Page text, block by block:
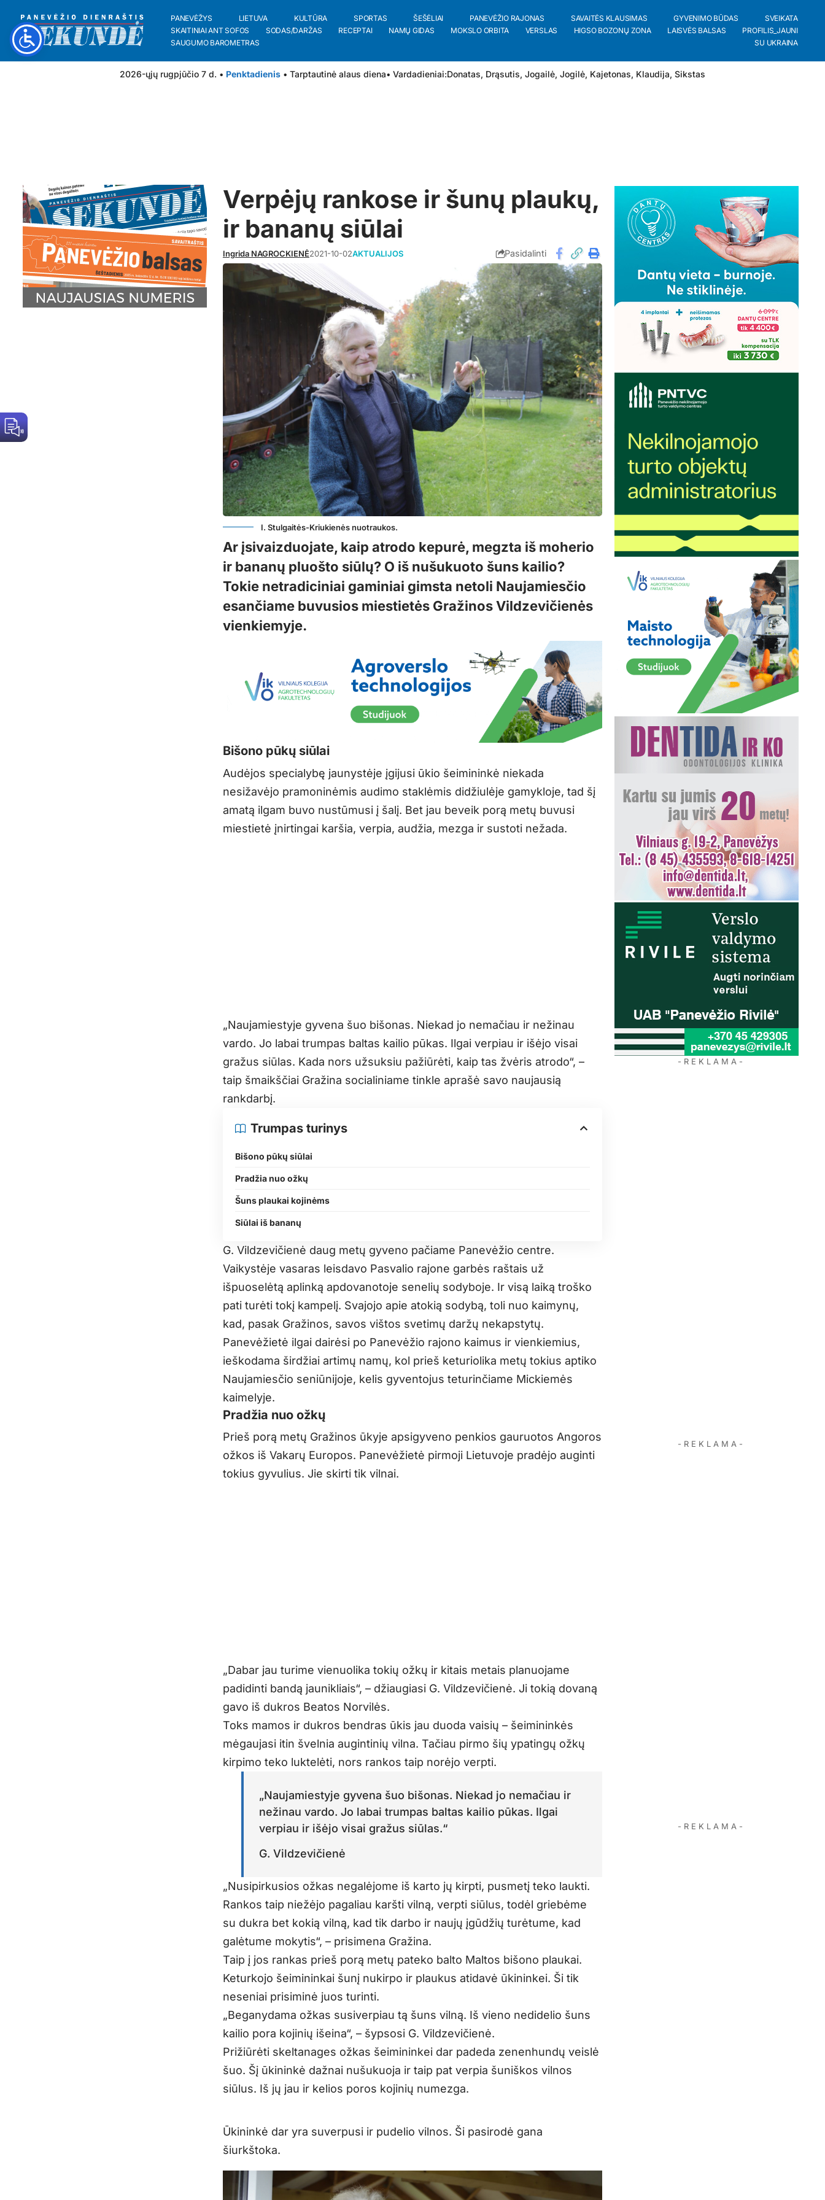
PANEVĖŽYS LIETUVA KULTŪRA SPORTAS ŠEŠĖLIAI PANEVĖŽIO RAJONAS SAVAITĖS KLAUSIMAS GYVENIMO BŪDAS
SVEIKATA
SKAITINIAI ANT SOFOS
SODAS/DARŽAS RECEPTAI NAMŲ GIDAS MOKSLO ORBITA VERSLAS HIGSO BOZONŲ ZONA LAISVĖS BALSAS
PROFILIS_JAUNI
SAUGUMO BAROMETRAS
SU UKRAINA
2026-ųjų rugpjūčio 7 d. • Penktadienis • Tarptautinė alaus diena• Vardadieniai:Donatas, Drąsutis, Jogailė, Jogilė, Kajetonas, Klaudija, Sikstas
Verpėjų rankose ir šunų plaukų,
ir bananų siūlai
Ingrida NAGROCKIENĖ2021-10-02AKTUALIJOS Pasidalinti
I. Stulgaitės-Kriukienės nuotraukos.
Ar įsivaizduojate, kaip atrodo kepurė, megzta iš moherio
ir bananų pluošto siūlų? O iš nušukuoto šuns kailio?
Tokie netradiciniai gaminiai gimsta netoli Naujamiesčio
esančiame buvusios miestietės Gražinos Vildzevičienės
vienkiemyje.
Bišono pūkų siūlai
Audėjos specialybę jaunystėje įgijusi ūkio šeimininkė niekada
nesižavėjo pramoninėmis audimo staklėmis didžiulėje gamykloje, tad šį
amatą ilgam buvo nustūmusi į šalį. Bet jau beveik porą metų buvusi
miestietė įnirtingai karšia, verpia, audžia, mezga ir sustoti nežada.
„Naujamiestyje gyvena šuo bišonas. Niekad jo nemačiau ir nežinau
vardo. Jo labai trumpas baltas kailio pūkas. Ilgai verpiau ir išėjo visai
gražus siūlas. Kada nors užsuksiu pažiūrėti, kaip tas žvėris atrodo“, –
taip šmaikščiai Gražina socialiniame tinkle aprašė savo naujausią
rankdarbį.
Trumpas turinys
Bišono pūkų siūlai
Pradžia nuo ožkų
Šuns plaukai kojinėms
Siūlai iš bananų
G. Vildzevičienė daug metų gyveno pačiame Panevėžio centre.
Vaikystėje vasaras leisdavo Pasvalio rajone garbės raštais už
išpuoselėtą aplinką apdovanotoje senelių sodyboje. Ir visą laiką troško
pati turėti tokį kampelį. Svajojo apie atokią sodybą, toli nuo kaimynų,
kad, pasak Gražinos, savos vištos svetimų daržų nekapstytų.
Panevėžietė ilgai dairėsi po Panevėžio rajono kaimus ir vienkiemius,
ieškodama širdžiai artimų namų, kol prieš keturiolika metų tokius aptiko
Naujamiesčio seniūnijoje, kelis gyventojus teturinčiame Mickiemės
kaimelyje.
Pradžia nuo ožkų
Prieš porą metų Gražinos ūkyje apsigyveno penkios gauruotos Angoros
ožkos iš Vakarų Europos. Panevėžietė pirmoji Lietuvoje pradėjo auginti
tokius gyvulius. Jie skirti tik vilnai.
„Dabar jau turime vienuolika tokių ožkų ir kitais metais planuojame
padidinti bandą jaunikliais“, – džiaugiasi G. Vildzevičienė. Ji tokią dovaną
gavo iš dukros Beatos Norvilės.
Toks mamos ir dukros bendras ūkis jau duoda vaisių – šeimininkės
mėgaujasi itin švelnia augintinių vilna. Tačiau pirmo šių ypatingų ožkų
kirpimo teko luktelėti, nors rankos taip norėjo verpti.
„Naujamiestyje gyvena šuo bišonas. Niekad jo nemačiau ir
nežinau vardo. Jo labai trumpas baltas kailio pūkas. Ilgai
verpiau ir išėjo visai gražus siūlas.“
G. Vildzevičienė
„Nusipirkusios ožkas negalėjome iš karto jų kirpti, pusmetį teko laukti.
Rankos taip niežėjo pagaliau karšti vilną, verpti siūlus, todėl griebėme
su dukra bet kokią vilną, kad tik darbo ir naujų įgūdžių turėtume, kad
galėtume mokytis“, – prisimena Gražina.
Taip į jos rankas prieš porą metų pateko balto Maltos bišono plaukai.
Keturkojo šeimininkai šunį nukirpo ir plaukus atidavė ūkininkei. Ši tik
neseniai prisiminė juos turinti.
„Beganydama ožkas susiverpiau tą šuns vilną. Iš vieno nedidelio šuns
kailio pora kojinių išeina“, – šypsosi G. Vildzevičienė.
Prižiūrėti skeltanages ožkas šeimininkei dar padeda zenenhundų veislė
šuo. Šį ūkininkė dažnai nušukuoja ir taip pat verpia šuniškos vilnos
siūlus. Iš jų jau ir kelios poros kojinių numezga.
Ūkininkė dar yra suverpusi ir pudelio vilnos. Ši pasirodė gana
šiurkštoka.
- R E K L A M A -
- R E K L A M A -
- R E K L A M A -